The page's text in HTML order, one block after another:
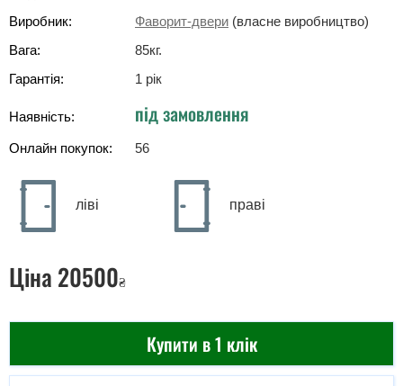
Виробник:
Фаворит-двери (власне виробництво)
Вага:
85кг.
Гарантія:
1 рік
Наявність: під замовлення
Онлайн покупок: 56
ліві праві
Ціна 20500₴
Купити в 1 клік